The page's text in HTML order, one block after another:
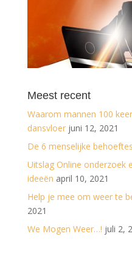
Meest recent
Waarom mannen 100
dansvloer juni 12, 2021
De 6 menselijke
Uitslag Online onderzoek
ideeën april 10, 2021
Help je mee om weer te
2021
We Mogen Weer…! juli 2,